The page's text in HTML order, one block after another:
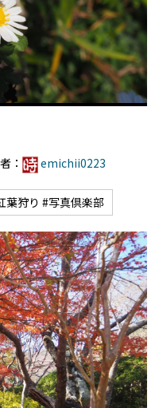
： emichii0223
葉狩り #写真倶楽部